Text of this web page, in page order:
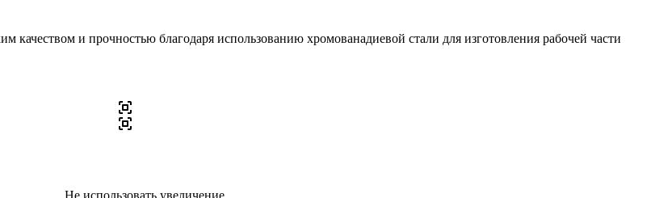
качеством и прочностью благодаря использованию хромованадиевой стали для изготовления рабочей части
Не использовать увеличение